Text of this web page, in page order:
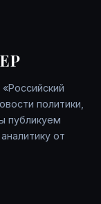
политики,
публикуем
от